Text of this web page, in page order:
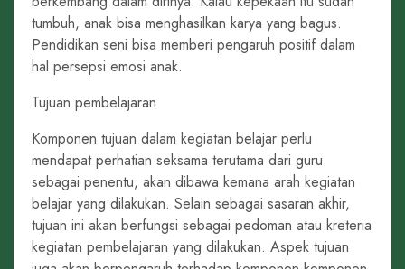
tumbuh, anak bisa menghasilkan karya yang bagus.
Pendidikan seni bisa memberi pengaruh positif dalam
hal persepsi emosi anak.
Tujuan pembelajaran
Komponen tujuan dalam kegiatan belajar perlu
mendapat perhatian seksama terutama dari guru
sebagai penentu, akan dibawa kemana arah kegiatan
belajar yang dilakukan. Selain sebagai sasaran akhir,
tujuan ini akan berfungsi sebagai pedoman atau kreteria
kegiatan pembelajaran yang dilakukan. Aspek tujuan